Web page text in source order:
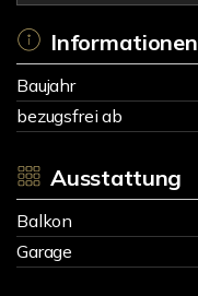
Informationen
Baujahr
bezugsfrei ab
Ausstattung
Balkon
Garage